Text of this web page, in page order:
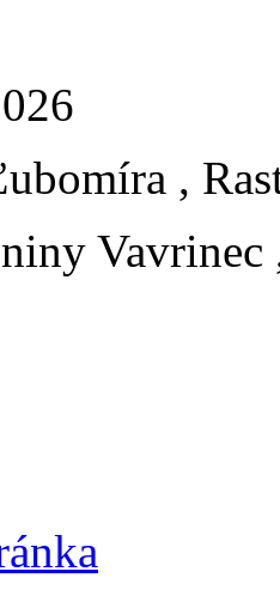
,
Vavrinec